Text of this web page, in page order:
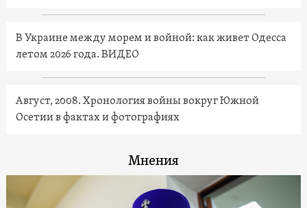
В Украине между морем и войной: как живет Одесса
летом 2026 года. ВИДЕО
Август, 2008. Хронология войны вокруг Южной
Осетии в фактах и фотографиях
Мнения